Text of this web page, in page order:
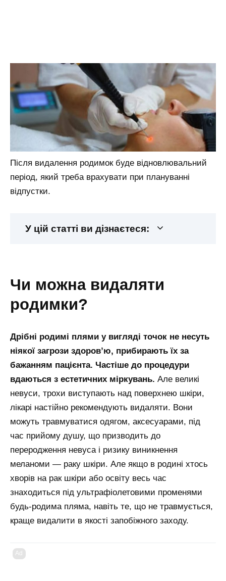
Після видалення родимок буде відновлювальний
період, який треба врахувати при плануванні
відпустки.
У цій статті ви дізнаєтеся:
чи можна видаляти
родимки?
Дрібні родимі плями у вигляді точок не несуть
ніякої загрози здоров’ю, прибирають їх за
бажанням пацієнта. Частіше до процедури
вдаються з естетичних міркувань. Але великі
невуси, трохи виступають над поверхнею шкіри,
лікарі настійно рекомендують видаляти. Вони
можуть травмуватися одягом, аксесуарами, під
час прийому душу, що призводить до
переродження невуса і ризику виникнення
меланоми — раку шкіри. Але якщо в родині хтось
хворів на рак шкіри або освіту весь час
знаходиться під ультрафіолетовими променями
будь-родима пляма, навіть те, що не травмується,
краще видалити в якості запобіжного заходу.
Ad